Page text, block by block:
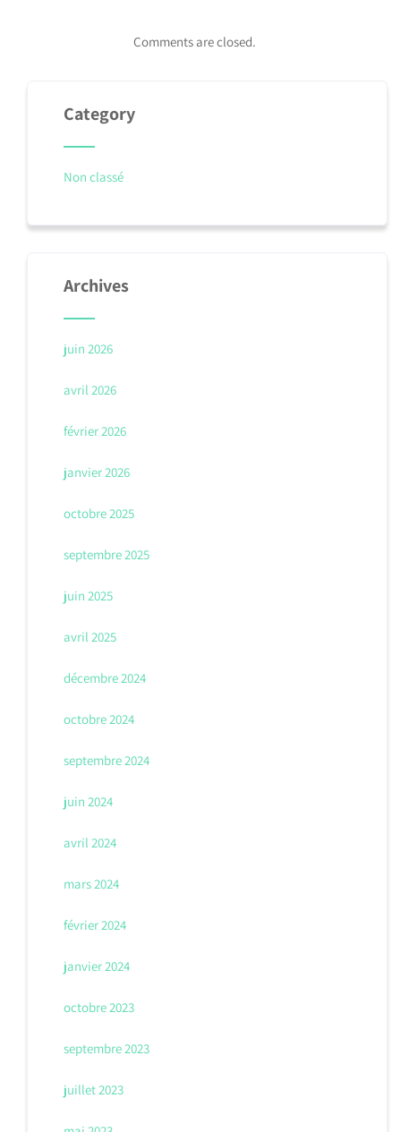
Comments are closed.
Category
Non classé
Archives
juin 2026
avril 2026
février 2026
janvier 2026
octobre 2025
septembre 2025
juin 2025
avril 2025
décembre 2024
octobre 2024
septembre 2024
juin 2024
avril 2024
mars 2024
février 2024
janvier 2024
octobre 2023
septembre 2023
juillet 2023